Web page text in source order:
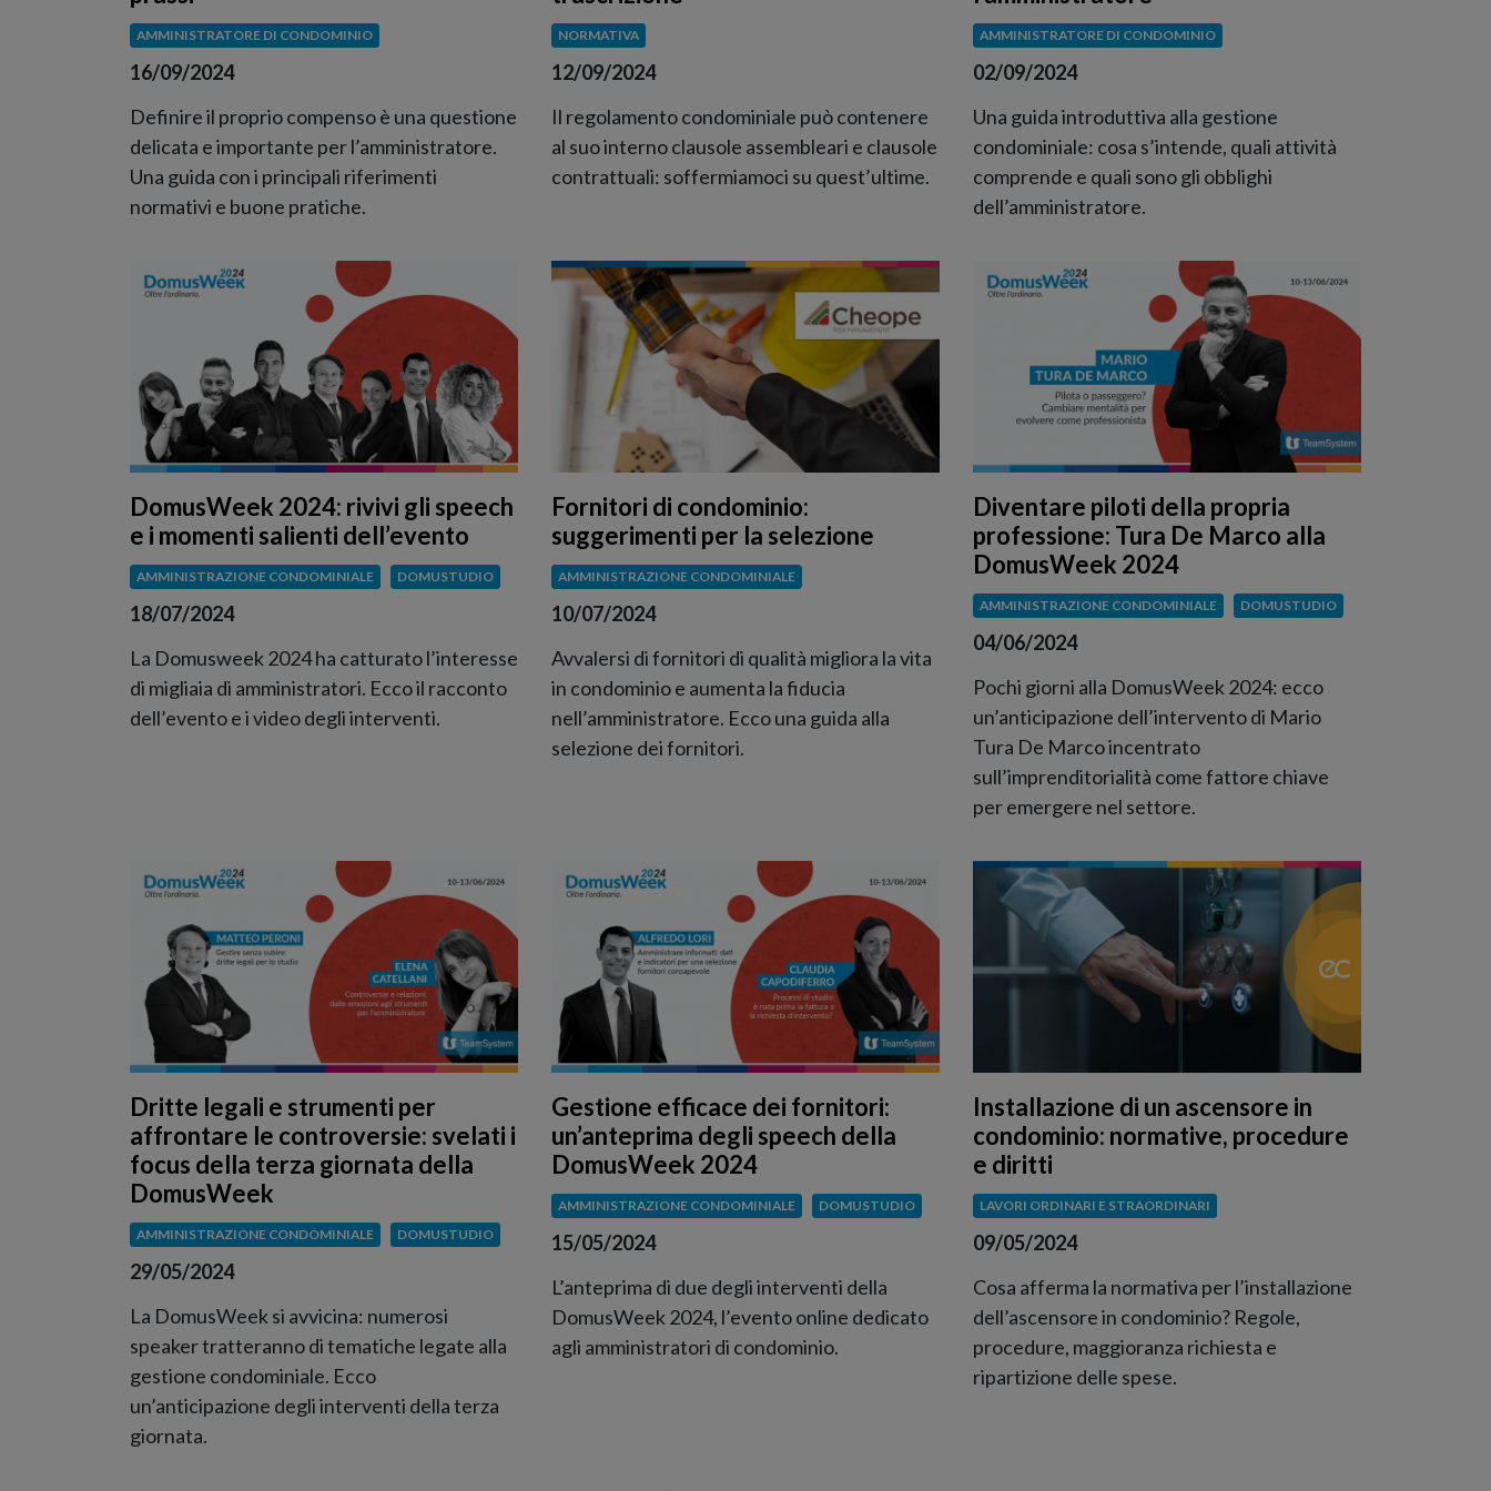
AMMINISTRATORE DI CONDOMINIO
16/09/2024
Definire il proprio compenso è una questione
delicata e importante per l’amministratore.
Una guida con i principali riferimenti
normativi e buone pratiche.
NORMATIVA
12/09/2024
Il regolamento condominiale può contenere
al suo interno clausole assembleari e clausole
contrattuali: soffermiamoci su quest’ultime.
AMMINISTRATORE DI CONDOMINIO
02/09/2024
Una guida introduttiva alla gestione
condominiale: cosa s’intende, quali attività
comprende e quali sono gli obblighi
dell’amministratore.
DomusWeek 2024: rivivi gli speech
e i momenti salienti dell’evento
AMMINISTRAZIONE CONDOMINIALE DOMUSTUDIO
18/07/2024
La Domusweek 2024 ha catturato l’interesse
di migliaia di amministratori. Ecco il racconto
dell’evento e i video degli interventi.
Fornitori di condominio:
suggerimenti per la selezione
AMMINISTRAZIONE CONDOMINIALE
10/07/2024
Avvalersi di fornitori di qualità migliora la vita
in condominio e aumenta la fiducia
nell’amministratore. Ecco una guida alla
selezione dei fornitori.
Diventare piloti della propria
professione: Tura De Marco alla
DomusWeek 2024
AMMINISTRAZIONE CONDOMINIALE DOMUSTUDIO
04/06/2024
Pochi giorni alla DomusWeek 2024: ecco
un’anticipazione dell’intervento di Mario
Tura De Marco incentrato
sull’imprenditorialità come fattore chiave
per emergere nel settore.
Dritte legali e strumenti per
affrontare le controversie: svelati i
focus della terza giornata della
DomusWeek
AMMINISTRAZIONE CONDOMINIALE DOMUSTUDIO
29/05/2024
La DomusWeek si avvicina: numerosi
speaker tratteranno di tematiche legate alla
gestione condominiale. Ecco
un’anticipazione degli interventi della terza
giornata.
Gestione efficace dei fornitori:
un’anteprima degli speech della
DomusWeek 2024
AMMINISTRAZIONE CONDOMINIALE DOMUSTUDIO
15/05/2024
L’anteprima di due degli interventi della
DomusWeek 2024, l’evento online dedicato
agli amministratori di condominio.
Installazione di un ascensore in
condominio: normative, procedure
e diritti
LAVORI ORDINARI E STRAORDINARI
09/05/2024
Cosa afferma la normativa per l’installazione
dell’ascensore in condominio? Regole,
procedure, maggioranza richiesta e
ripartizione delle spese.